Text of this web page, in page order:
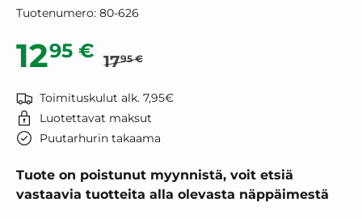
Tuotenumero: 80-626
Alennushinta
1295 € 1795 €
Toimituskulut alk. 7,95€
Luotettavat maksut
Puutarhurin takaama
Tuote on poistunut myynnistä, voit etsiä
vastaavia tuotteita alla olevasta näppäimestä